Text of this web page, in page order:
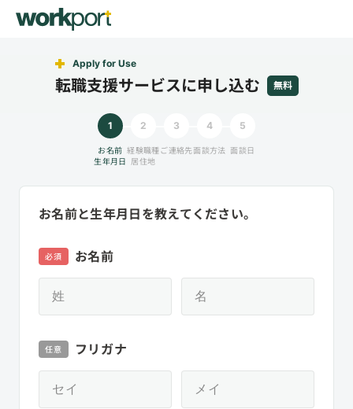
Apply for Use
転職支援サービスに申し込む 無料
1
お名前
生年月日
2
経験職種
居住地
3
ご連絡先
4
面談方法
5
面談日
お名前と生年月日を教えてください。
お名前
必須
フリガナ
任意